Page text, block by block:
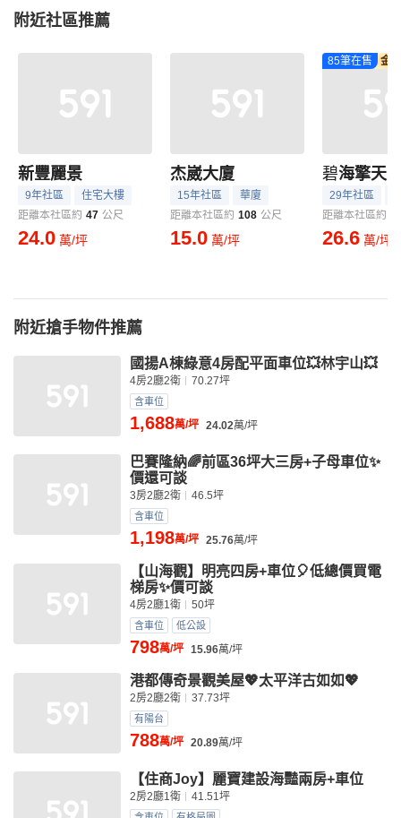
附近社區推薦
新豐麗景
9年社區
住宅大樓
距離本社區約 47 公尺
24.0 萬/坪
杰崴大廈
15年社區
華廈
距離本社區約 108 公尺
15.0 萬/坪
85筆在售 金
碧海擎天
29年社區
距離本社區約
26.6 萬/坪
附近搶手物件推薦
國揚A棟綠意4房配平面車位💥林宇山💥
4房2廳2衛 70.27坪
含車位
1,688萬/坪 24.02萬/坪
巴賽隆納🌈前區36坪大三房+子母車位✨
價還可談
3房2廳2衛 46.5坪
含車位
1,198萬/坪 25.76萬/坪
【山海觀】明亮四房+車位🎈低總價買電
梯房✨價可談
4房2廳1衛 50坪
含車位 低公設
798萬/坪 15.96萬/坪
港都傳奇景觀美屋💖太平洋古如如💖
2房2廳2衛 37.73坪
有陽台
788萬/坪 20.89萬/坪
【住商Joy】麗寶建設海豔兩房+車位
2房2廳1衛 41.51坪